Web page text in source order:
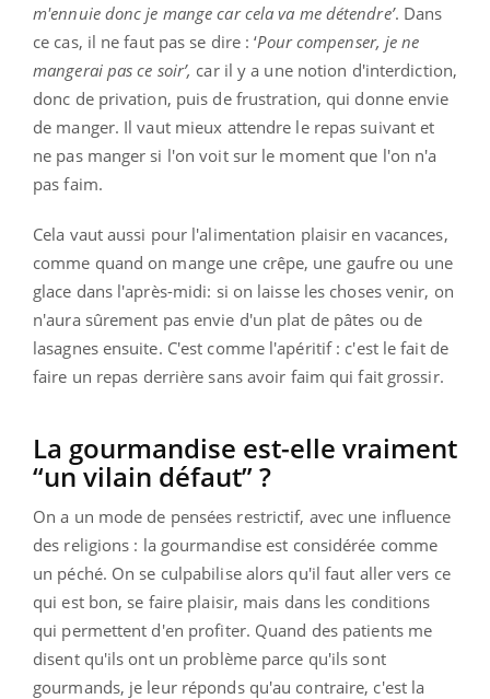
m'ennuie donc je mange car cela va me détendre’. Dans
ce cas, il ne faut pas se dire : ‘Pour compenser, je ne
mangerai pas ce soir’, car il y a une notion d'interdiction,
donc de privation, puis de frustration, qui donne envie
de manger. Il vaut mieux attendre le repas suivant et
ne pas manger si l'on voit sur le moment que l'on n'a
pas faim.
Cela vaut aussi pour l'alimentation plaisir en vacances,
comme quand on mange une crêpe, une gaufre ou une
glace dans l'après-midi: si on laisse les choses venir, on
n'aura sûrement pas envie d'un plat de pâtes ou de
lasagnes ensuite. C'est comme l'apéritif : c'est le fait de
faire un repas derrière sans avoir faim qui fait grossir.
La gourmandise est-elle vraiment
“un vilain défaut” ?
On a un mode de pensées restrictif, avec une influence
des religions : la gourmandise est considérée comme
un péché. On se culpabilise alors qu'il faut aller vers ce
qui est bon, se faire plaisir, mais dans les conditions
qui permettent d'en profiter. Quand des patients me
disent qu'ils ont un problème parce qu'ils sont
gourmands, je leur réponds qu'au contraire, c'est la